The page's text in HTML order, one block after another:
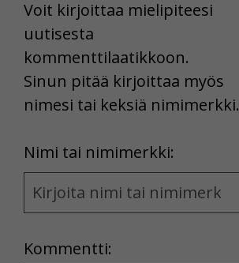
Voit kirjoittaa mielipiteesi
uutisesta
kommenttilaatikkoon.
Sinun pitää kirjoittaa myös
nimesi tai keksiä nimimerkki.
Nimi tai nimimerkki:
Name
and
Kommentti: